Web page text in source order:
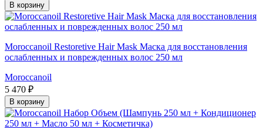
В корзину
Moroccanoil Restoretive Hair Mask Маска для восстановления
ослабленных и поврежденных волос 250 мл
Moroccanoil
5 470 ₽
В корзину